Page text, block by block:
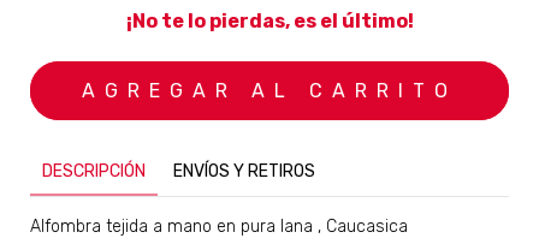
¡No te lo pierdas, es el último!
DESCRIPCIÓN ENVÍOS Y RETIROS
Alfombra tejida a mano en pura lana , Caucasica